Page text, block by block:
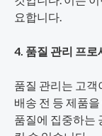
요합니다.
4. 품질 관리 프로
품질 관리는 고객
배송 전 등 제품
품질에 집중하는